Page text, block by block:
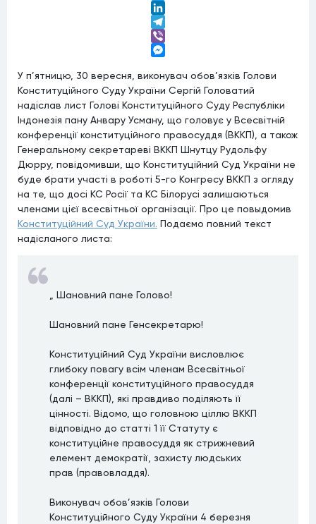
Twitter
LinkedIn
Telegram
Viber
У п’ятницю, 30 вересня, виконувач обов’язків Голови
Конституційного Суду України Сергій Головатий
надіслав лист Голові Конституційного Суду Республіки
Індонезія пану Анвару Усману, що головує у Всесвітній
конференції конституційного правосуддя (ВККП), а також
Генеральному секретареві ВККП Шнутцу Рудольфу
Дюрру, повідомивши, що Конституційний Суд України не
буде брати участі в роботі 5-го Конгресу ВККП з огляду
на те, що досі КС Росії та КС Білорусі залишаються
членами цієї всесвітньої організації. Про це повыдомив
Конституційний Суд України. Подаємо повний текст
надісланого листа:
„ Шановний пане Голово!
Шановний пане Генсекретарю!
Конституційний Суд України висловлює
глибоку повагу всім членам Всесвітньої
конференції конституційного правосуддя
(далі – ВККП), які правдиво поділяють її
цінності. Відомо, що головною ціллю ВККП
відповідно до статті 1 її Статуту є
конституційне правосуддя як стрижневий
елемент демократії, захисту людських
прав (правовладдя).
Виконувач обов’язків Голови
Конституційного Суду України 4 березня